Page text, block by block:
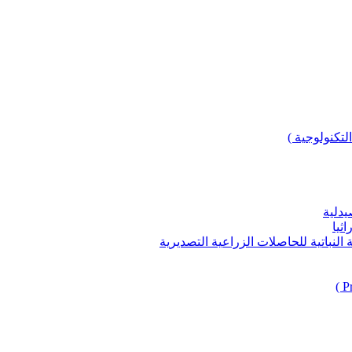
)
للحاصلات الزراعية التصديرية